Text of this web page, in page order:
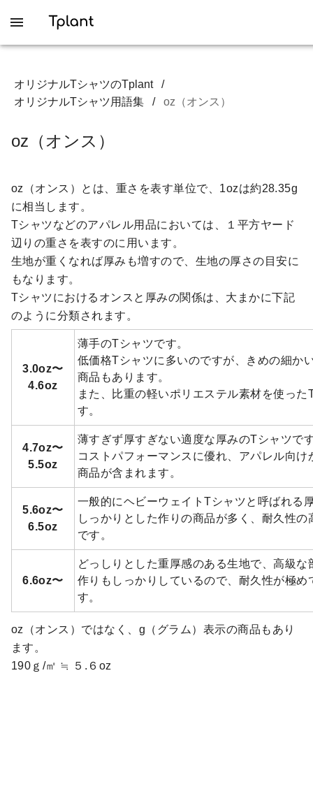
オリジナルTシャツのTplant
/
オリジナルTシャツ用語集
/ oz（オンス）
oz（オンス）
oz（オンス）とは、重さを表す単位で、1ozは約28.35g
に相当します。
Tシャツなどのアパレル用品においては、１平方ヤード
辺りの重さを表すのに用います。
生地が重くなれば厚みも増すので、生地の厚さの目安に
もなります。
Tシャツにおけるオンスと厚みの関係は、大まかに下記
のように分類されます。
3.0oz〜
4.6oz
薄手のTシャツです。
低価格Tシャツに多いのですが、きめの細か
商品もあります。
また、比重の軽いポリエステル素材を使っ
す。
4.7oz〜
5.5oz
薄すぎず厚すぎない適度な厚みのTシャツで
コストパフォーマンスに優れ、アパレル向
商品が含まれます。
5.6oz〜
6.5oz
一般的にヘビーウェイトTシャツと呼ばれる
しっかりとした作りの商品が多く、耐久性
です。
6.6oz〜
どっしりとした重厚感のある生地で、高級
作りもしっかりしているので、耐久性が極
す。
oz（オンス）ではなく、g（グラム）表示の商品もあり
ます。
190ｇ/㎡ ≒ ５.６oz